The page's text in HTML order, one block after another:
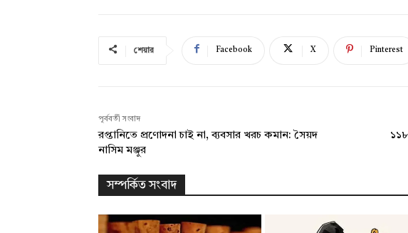
শেয়ার Facebook X Pinterest
পূর্ববর্তী সংবাদ
রপ্তানিতে প্রণোদনা চাই না, ব্যবসার খরচ কমান: সৈয়দ
নাসিম মঞ্জুর
সম্পর্কিত সংবাদ